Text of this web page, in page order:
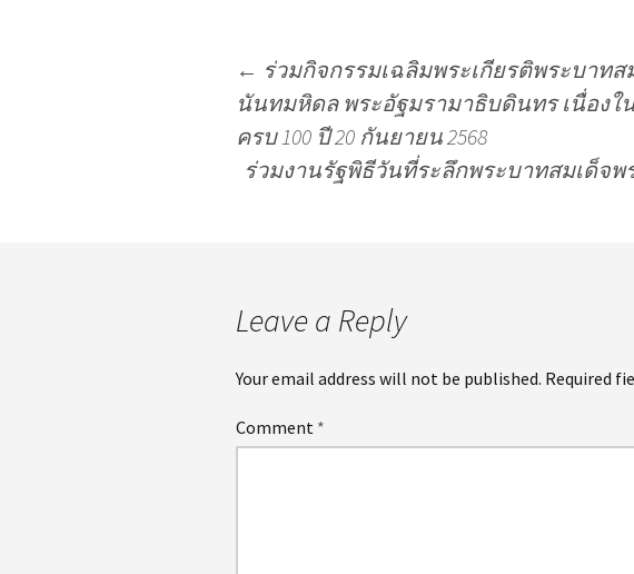
← ร่วมกิจกรรมเฉลิมพระเกียรติพระบาท
นันทมหิดล พระอัฐมรามาธิบดินทร เนื่อง
ครบ 100 ปี 20 กันยายน 2568
ร่วมงานรัฐพิธีวันที่ระลึกพระบาทสมเด็จพ
Leave a Reply
Your email address will not be published. Required
Comment *